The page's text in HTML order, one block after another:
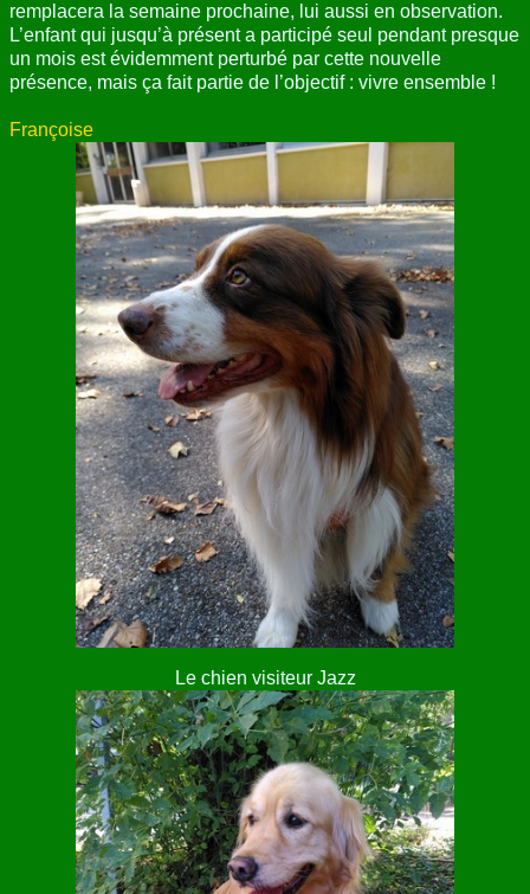
remplacera la semaine prochaine, lui aussi en observation.
L’enfant qui jusqu’à présent a participé seul pendant presque
un mois est évidemment perturbé par cette nouvelle
présence, mais ça fait partie de l’objectif : vivre ensemble !
Françoise
Le chien visiteur Jazz